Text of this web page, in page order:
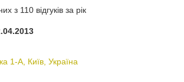
з 110 відгуків за рік
1-А, Київ, Україна